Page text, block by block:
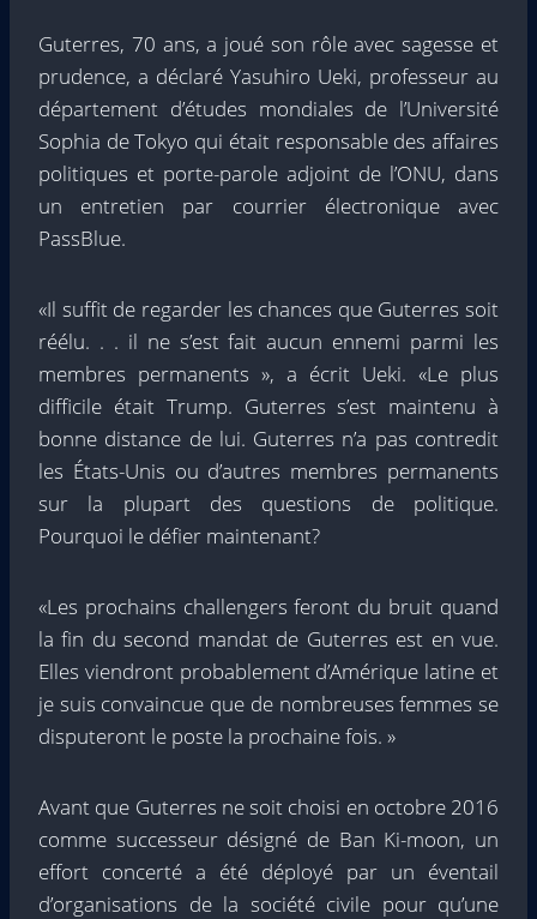
Guterres, 70 ans, a joué son rôle avec sagesse et
prudence, a déclaré Yasuhiro Ueki, professeur au
département d’études mondiales de l’Université
Sophia de Tokyo qui était responsable des affaires
politiques et porte-parole adjoint de l’ONU, dans
un entretien par courrier électronique avec
PassBlue.
«Il suffit de regarder les chances que Guterres soit
réélu. . . il ne s’est fait aucun ennemi parmi les
membres permanents », a écrit Ueki. «Le plus
difficile était Trump. Guterres s’est maintenu à
bonne distance de lui. Guterres n’a pas contredit
les États-Unis ou d’autres membres permanents
sur la plupart des questions de politique.
Pourquoi le défier maintenant?
«Les prochains challengers feront du bruit quand
la fin du second mandat de Guterres est en vue.
Elles viendront probablement d’Amérique latine et
je suis convaincue que de nombreuses femmes se
disputeront le poste la prochaine fois. »
Avant que Guterres ne soit choisi en octobre 2016
comme successeur désigné de Ban Ki-moon, un
effort concerté a été déployé par un éventail
d’organisations de la société civile pour qu’une